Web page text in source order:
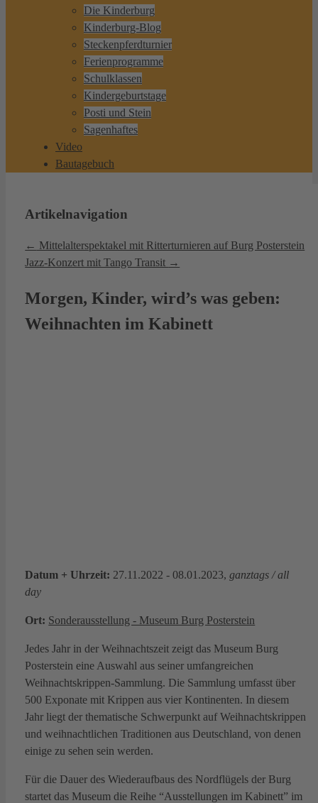
Die Kinderburg
Kinderburg-Blog
Steckenpferdturnier
Ferienprogramme
Schulklassen
Kindergeburtstage
Posti und Stein
Sagenhaftes
Video
Bautagebuch
Artikelnavigation
← Mittelalterspektakel mit Ritterturnieren auf Burg Posterstein
Jazz-Konzert mit Tango Transit →
Morgen, Kinder, wird’s was geben:
Weihnachten im Kabinett
Datum + Uhrzeit: 27.11.2022 - 08.01.2023,ganztags / all
day
Ort: Sonderausstellung - Museum Burg Posterstein
Jedes Jahr in der Weihnachtszeit zeigt das Museum Burg
Posterstein eine Auswahl aus seiner umfangreichen
Weihnachtskrippen-Sammlung. Die Sammlung umfasst über
500 Exponate mit Krippen aus vier Kontinenten. In diesem
Jahr liegt der thematische Schwerpunkt auf Weihnachtskrippen
und weihnachtlichen Traditionen aus Deutschland, von denen
einige zu sehen sein werden.
Für die Dauer des Wiederaufbaus des Nordflügels der Burg
startet das Museum die Reihe “Ausstellungen im Kabinett” im